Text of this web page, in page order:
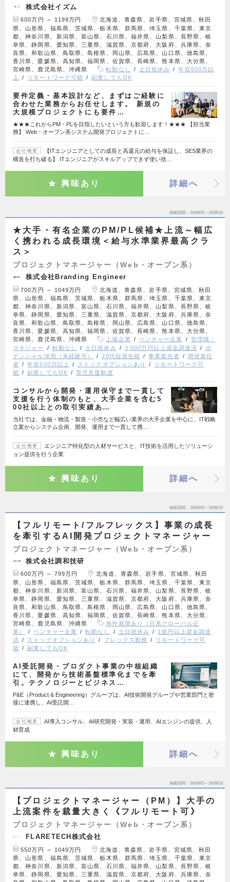
株式会社イズム
600万円 ～ 1199万円
北海道、青森県、岩手県、宮城県、秋田
県、山形県、福島県、茨城県、栃木県、群馬県、埼玉県、千葉県、東京
都、神奈川県、新潟県、富山県、石川県、福井県、山梨県、長野県、岐
阜県、静岡県、愛知県、三重県、滋賀県、京都府、大阪府、兵庫県、奈
良県、和歌山県、鳥取県、島根県、岡山県、広島県、山口県、徳島県、
香川県、愛媛県、高知県、福岡県、佐賀県、長崎県、熊本県、大分県、
宮崎県、鹿児島県、沖縄県
転勤なし 土日祝休み
年収600万以
上
リモートワーク可能 副業してもOK
要件定義・基本設計など、まずはご経験に
合わせた業務からお任せします。 新規の
大規模プロジェクトにも要件…
★★★これからPM・PLを目指したいという方も歓迎します！★★★ 【担当業
務】 Web・オープン系システム開発プロジェクトに…
会社概要
【ITエンジニアとしての成長と高還元の給与を保証し、SES業界の
構造を打ち破る】 ITエンジニアがスキルアップできず使い捨…
興味あり 詳細へ
掲載期間 26/08/05～26/08/18
★大手・有名企業のPM/PL候補★上流～幅広
く携われる成長環境＜給与水準業界最高クラ
ス＞
プロジェクトマネージャー（Web・オープン系）
株式会社Branding Engineer
700万円 ～ 1049万円
北海道、青森県、岩手県、宮城県、秋田
県、山形県、福島県、茨城県、栃木県、群馬県、埼玉県、千葉県、東京
都、神奈川県、新潟県、富山県、石川県、福井県、山梨県、長野県、岐
阜県、静岡県、愛知県、三重県、滋賀県、京都府、大阪府、兵庫県、奈
良県、和歌山県、鳥取県、島根県、岡山県、広島県、山口県、徳島県、
香川県、愛媛県、高知県、福岡県、佐賀県、長崎県、熊本県、大分県、
宮崎県、鹿児島県、沖縄県
上場企業 ベンチャー企業
管理職・
マネジャー
転勤なし 土日祝休み 3,000万円以上資金調達済
ポ
テンシャル採用（未経験可）
20代役員在籍 事業責任者
開発責任
者
年収600万以上 ストックオプションあり
リモートワーク可
能
副業してもOK 育児支援制度
コンサルから開発・運用保守まで一貫して
支援を行う体制のもと、大手企業を含む5
00社以上との取引実績あ…
当社では、金融・物流・製造・小売など幅広い業界の大手企業を中心に、IT戦略
立案からシステム企画、開発、運用まで一貫して携…
会社概要
エンジニア特化型の人材サービスと、IT技術を活用したソリューシ
ョン提供を行う企業
興味あり 詳細へ
掲載期間 26/08/05～26/08/18
【フルリモート/フルフレックス】事業の成長
を牽引するAI開発プロジェクトマネージャー
プロジェクトマネージャー（Web・オープン系）
株式会社調和技研
600万円 ～ 799万円
北海道、青森県、岩手県、宮城県、秋田
県、山形県、福島県、茨城県、栃木県、群馬県、埼玉県、千葉県、東京
都、神奈川県、新潟県、富山県、石川県、福井県、山梨県、長野県、岐
阜県、静岡県、愛知県、三重県、滋賀県、京都府、大阪府、兵庫県、奈
良県、和歌山県、鳥取県、島根県、岡山県、広島県、山口県、徳島県、
香川県、愛媛県、高知県、福岡県、佐賀県、長崎県、熊本県、大分県、
宮崎県、鹿児島県、沖縄県
海外展開あり（日系グローバル企
業）
ベンチャー企業 転勤なし 土日祝休み
1億円以上資金調達
済
ストックオプションあり フレックス勤務
リモートワーク可
能
副業してもOK
AI受託開発・プロダクト事業の中核組織
にて、開発から技術基盤標準化までを牽
引。テクノロジーとビジネス…
P&E（Product & Engineering）グループは、AI技術開発グループや営業部門と密
接に連携し、AI受託開…
会社概要
AI導入コンサル、AI研究開発・実装・運用、AIエンジンの提供、人
材育成
興味あり 詳細へ
掲載期間 26/08/05～26/08/18
【プロジェクトマネージャー（PM）】大手の
上流案件を裁量大きく《フルリモート可》
プロジェクトマネージャー（Web・オープン系）
FLARETECH株式会社
550万円 ～ 1049万円
北海道、青森県、岩手県、宮城県、秋田
県、山形県、福島県、茨城県、栃木県、群馬県、埼玉県、千葉県、東京
都、神奈川県、新潟県、富山県、石川県、福井県、山梨県、長野県、岐
阜県、静岡県、愛知県、三重県、滋賀県、京都府、大阪府、兵庫県、奈